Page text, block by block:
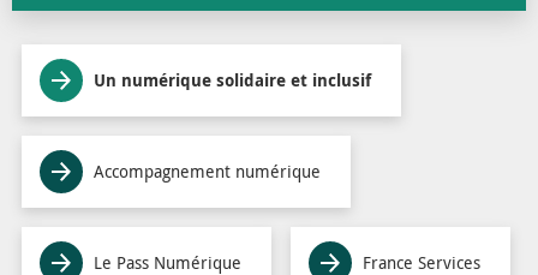
Un numérique solidaire et inclusif
Accompagnement numérique
Le Pass Numérique France Services